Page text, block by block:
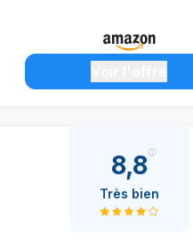
8,8
Très bien